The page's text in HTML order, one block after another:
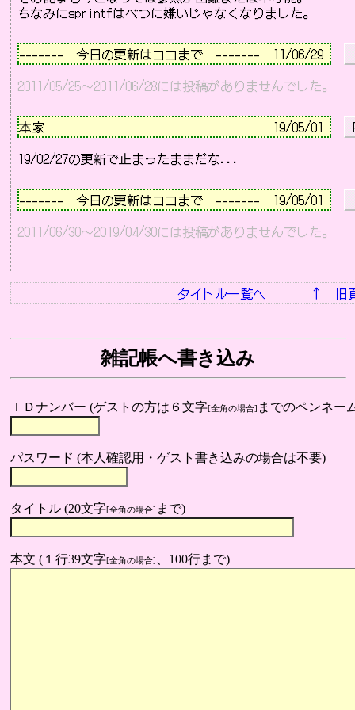
-------　今日の更新はココまで　-------  11/06/29
2011/05/25～2011/06/28には投稿がありませんでした。
本家 19/05/01
-------　今日の更新はココまで　-------  19/05/01
2011/06/30～2019/04/30には投稿がありませんでした。
タイトル一覧へ ↑ 旧
雑記帳へ書き込み
ＩＤナンバー (ゲストの方は６文字[全角の場合] までのペンネー
パスワード (本人確認用・ゲスト書き込みの場合は不要)
タイトル (20文字[全角の場合] まで)
本文 (１行39文字[全角の場合] 、100行まで)